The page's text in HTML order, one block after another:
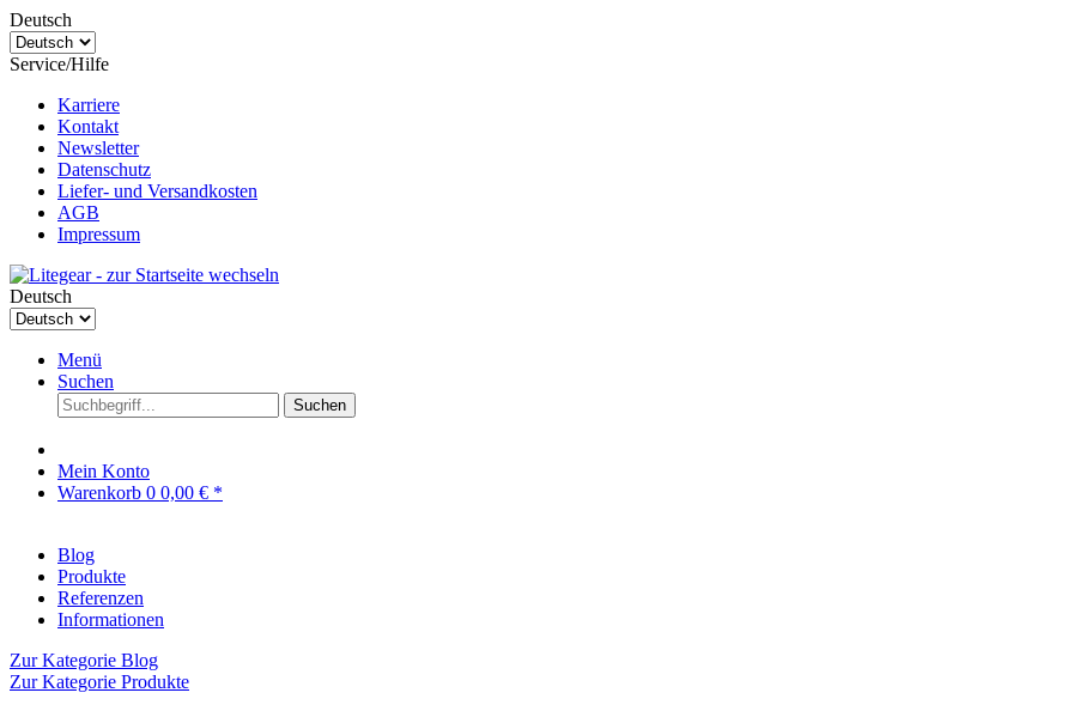
Deutsch
Service/Hilfe
Karriere
Kontakt
Newsletter
Datenschutz
Liefer- und Versandkosten
AGB
Impressum
Deutsch
Menü
Suchen
Suchen
Mein Konto
Warenkorb 0 0,00 € *
Blog
Produkte
Referenzen
Informationen
Zur Kategorie Blog
Zur Kategorie Produkte